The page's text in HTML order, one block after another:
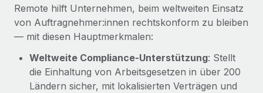
Gründung von Niederlassungen
Schnelle, rechtssichere Gründung von
Mobilität und Relocation
Mühelose Relocation von Mitarbeiter:innen
Revolution des Enterprise Contractor
Managements – die Erfolgsgeschichte einer
globalen Content-Agentur mit Remote
Auf einen Blick Erfahre mehr über die unglaubliche
Transformation einer weltweit erfolgreichen...
Contractor Management
Den Blog erkunden
Remote hilft Unternehmen, beim weltweiten Einsatz
von Auftragnehmer:innen rechtskonform zu bleiben
— mit diesen Hauptmerkmalen:
Weltweite Compliance-Unterstützung: Stellt
die Einhaltung von Arbeitsgesetzen in über 200
Ländern sicher, mit lokalisierten Verträgen und